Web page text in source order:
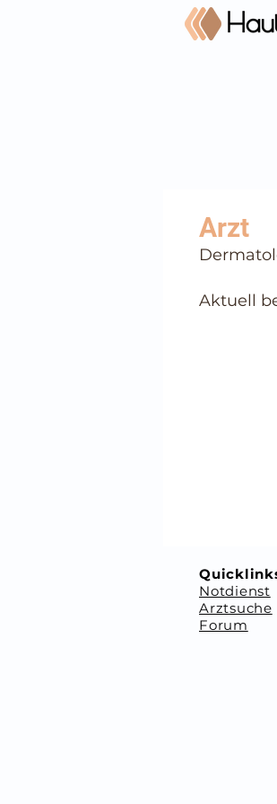
⠀
Aktuell
Notdienst
Arztsuche
Forum